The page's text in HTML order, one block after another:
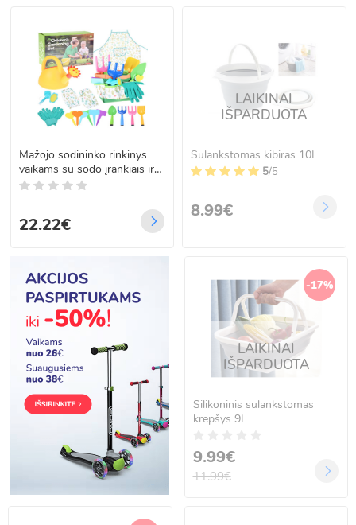
Mažojo sodininko rinkinys
vaikams su sodo įrankiais ir
kaktusų motyvu ZA5920
22.22€
LAIKINAI
IŠPARDUOTA
Sulankstomas kibiras 10L
5/5
8.99€
-17%
LAIKINAI
IŠPARDUOTA
Silikoninis sulankstomas
krepšys 9L
9.99€
11.99€